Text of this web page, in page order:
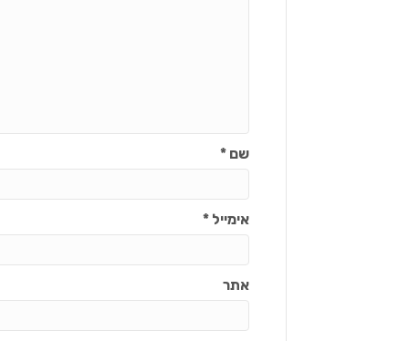
שם*
אימייל*
אתר